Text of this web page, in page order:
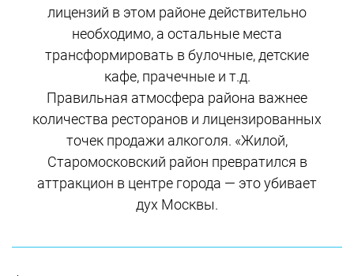
лицензий в этом районе действительно
необходимо, а остальные места
трансформировать в булочные, детские
кафе, прачечные и т.д.
Правильная атмосфера района важнее
количества ресторанов и лицензированных
точек продажи алкоголя. «Жилой,
Старомосковский район превратился в
аттракцион в центре города — это убивает
дух Москвы.